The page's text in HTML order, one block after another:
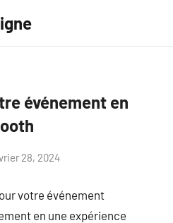
événement en
28, 2024
votre événement
en une expérience